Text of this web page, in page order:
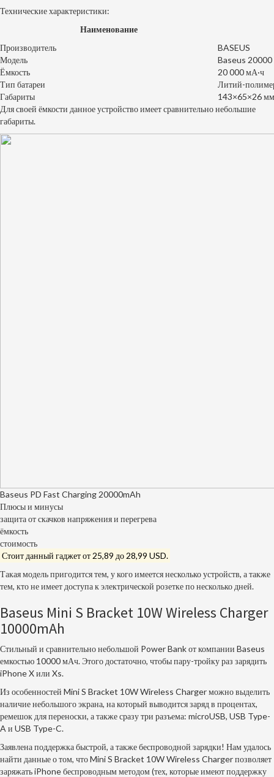
Технические характеристики:
Наименование
Производитель
BASEUS
Модель
Baseus 20000
Ёмкость
20 000 мА·ч
Тип батареи
Литий-
Габариты
143×65×26 мм
Для своей ёмкости данное устройство имеет сравнительно небольшие
габариты.
Baseus PD Fast Charging 20000mAh
Плюсы и минусы
защита от скачков напряжения и перегрева
ёмкость
стоимость
Стоит данный гаджет от 25,89 до 28,99 USD.
Такая модель пригодится тем, у кого имеется несколько устройств, а также
тем, кто не имеет доступа к электрической розетке по несколько дней.
Baseus Mini S Bracket 10W Wireless Charger
10000mAh
Стильный и сравнительно небольшой Power Bank от компании Baseus
емкостью 10000 мАч. Этого достаточно, чтобы пару-тройку раз зарядить
iPhone X или Xs.
Из особенностей Mini S Bracket 10W Wireless Charger можно выделить
наличие небольшого экрана, на который выводится заряд в процентах,
ремешок для переноски, а также сразу три разъема: microUSB, USB Type-
A и USB Type-C.
Заявлена поддержка быстрой, а также беспроводной зарядки! Нам удалось
найти данные о том, что Mini S Bracket 10W Wireless Charger позволяет
заряжать iPhone беспроводным методом (тех, которые имеют поддержку